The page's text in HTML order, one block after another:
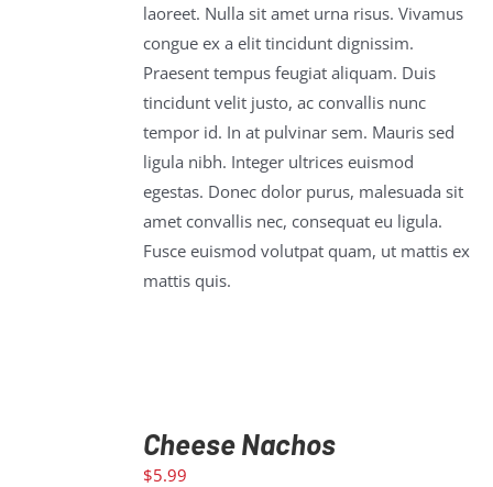
laoreet. Nulla sit amet urna risus. Vivamus
congue ex a elit tincidunt dignissim.
Praesent tempus feugiat aliquam. Duis
tincidunt velit justo, ac convallis nunc
tempor id. In at pulvinar sem. Mauris sed
ligula nibh. Integer ultrices euismod
egestas. Donec dolor purus, malesuada sit
amet convallis nec, consequat eu ligula.
Fusce euismod volutpat quam, ut mattis ex
mattis quis.
Cheese Nachos
$5.99